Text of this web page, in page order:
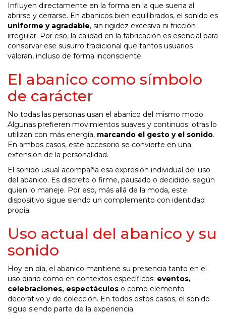
Influyen directamente en la forma en la que suena al
abrirse y cerrarse. En abanicos bien equilibrados, el sonido es
uniforme y agradable, sin rigidez excesiva ni fricción
irregular. Por eso, la calidad en la fabricación es esencial para
conservar ese susurro tradicional que tantos usuarios
valoran, incluso de forma inconsciente.
El abanico como símbolo
de carácter
No todas las personas usan el abanico del mismo modo.
Algunas prefieren movimientos suaves y continuos; otras lo
utilizan con más energía, marcando el gesto y el sonido.
En ambos casos, este accesorio se convierte en una
extensión de la personalidad.
El sonido usual acompaña esa expresión individual del uso
del abanico. Es discreto o firme, pausado o decidido, según
quien lo maneje. Por eso, más allá de la moda, este
dispositivo sigue siendo un complemento con identidad
propia.
Uso actual del abanico y su
sonido
Hoy en día, el abanico mantiene su presencia tanto en el
uso diario como en contextos específicos: eventos,
celebraciones, espectáculos o como elemento
decorativo y de colección. En todos estos casos, el sonido
sigue siendo parte de la experiencia.